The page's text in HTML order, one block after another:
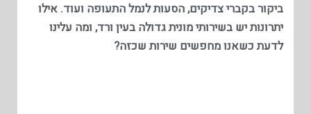
ביקור בקברי צדיקים, הסעות לנמל התעופה ועוד. אילו
יתרונות יש בשירותי מונית גדולה בעין ורד, ומה עלינו
לדעת כשאנו מחפשים שירות שכזה?